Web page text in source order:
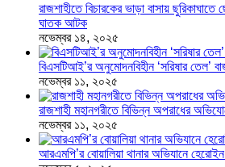
রাজশাহীতে বিচারকের ভাড়া বাসায়
ঘাতক আটক
নভেম্বর ১৪, ২০২৫
বিএসটিআই’র অনুমোদনবিহীন ‘সরিষার তেল’
নভেম্বর ১১, ২০২৫
রাজশাহী মহানগরীতে বিভিন্ন অপরাধের
নভেম্বর ১১, ২০২৫
আরএমপি’র বোয়ালিয়া থানার অভিযানে